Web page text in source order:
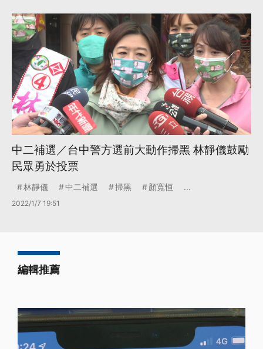
中二補選／台中警方選前大動作掃黑 林靜儀鼓勵
民眾勇於投票
林靜儀 中二補選 掃黑 顏寬恒 ...
2022/1/7 19:51
編輯推薦